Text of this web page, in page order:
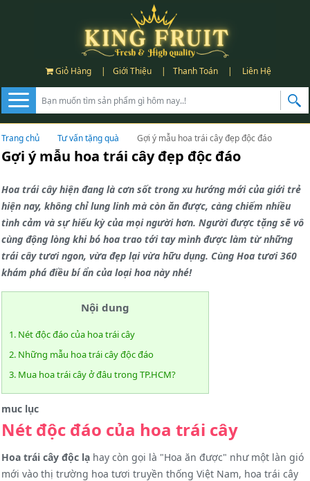
Giỏ Hàng | Giới Thiệu | Thanh Toán | Liên Hệ
Trang chủ Tư vấn tặng quà Gợi ý mẫu hoa trái cây đẹp độc đáo
Gợi ý mẫu hoa trái cây đẹp độc đáo
Hoa trái cây hiện đang là cơn sốt trong xu hướng mới của giới trẻ
hiện nay, không chỉ lung linh mà còn ăn được, càng chiếm nhiều
tình cảm và sự hiếu kỳ của mọi người hơn. Người được tặng sẽ vô
cùng động lòng khi bó hoa trao tới tay mình được làm từ những
trái cây tươi ngon, vừa đẹp lại vừa hữu dụng. Cùng Hoa tươi 360
khám phá điều bí ẩn của loại hoa này nhé!
Nội dung
1. Nét độc đáo của hoa trái cây
2. Những mẫu hoa trái cây độc đáo
3. Mua hoa trái cây ở đâu trong TP.HCM?
muc lục
Nét độc đáo của hoa trái cây
Hoa trái cây độc lạ hay còn gọi là "Hoa ăn được" như một làn gió
mới vào thị trường hoa tươi truyền thống Việt Nam, hoa trái cây